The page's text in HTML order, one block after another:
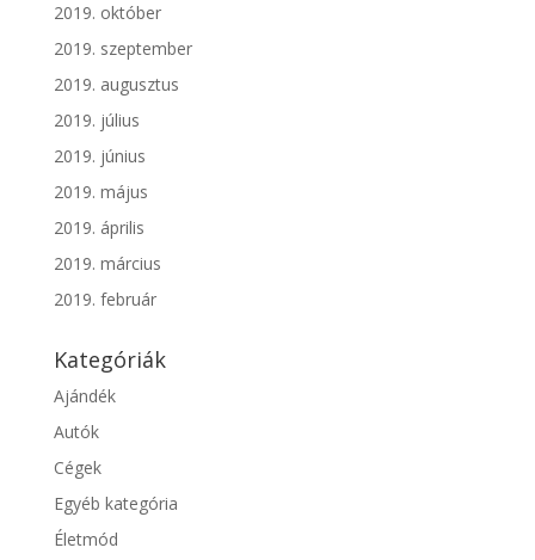
2019. október
2019. szeptember
2019. augusztus
2019. július
2019. június
2019. május
2019. április
2019. március
2019. február
Kategóriák
Ajándék
Autók
Cégek
Egyéb kategória
Életmód